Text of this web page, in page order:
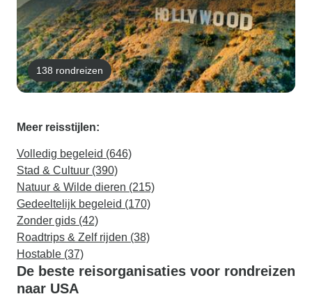
138 rondreizen
Meer reisstijlen:
Volledig begeleid (646)
Stad & Cultuur (390)
Natuur & Wilde dieren (215)
Gedeeltelijk begeleid (170)
Zonder gids (42)
Roadtrips & Zelf rijden (38)
Hostable (37)
De beste reisorganisaties voor rondreizen
naar USA